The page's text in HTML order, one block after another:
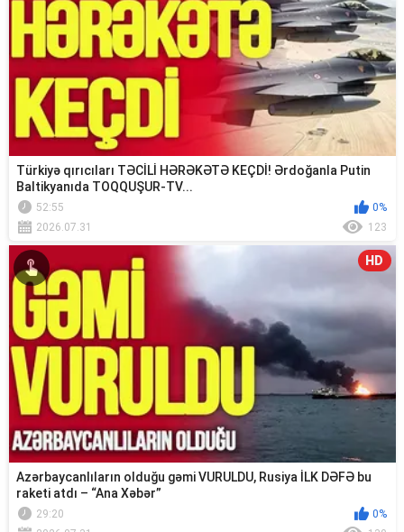
Türkiyə qırıcıları TƏCİLİ HƏRƏKƏTƏ KEÇDİ! Ərdoğanla Putin
Baltikyanıda TOQQUŞUR-TV...
52:55
0%
2026.07.31
123
HD
Azərbaycanlıların olduğu gəmi VURULDU, Rusiya İLK DƏFƏ bu
raketi atdı – “Ana Xəbər”
29:20
0%